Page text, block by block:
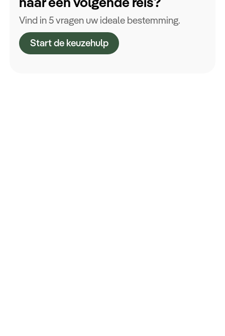
Vind in 5 vragen uw ideale bestemming.
Start de keuzehulp